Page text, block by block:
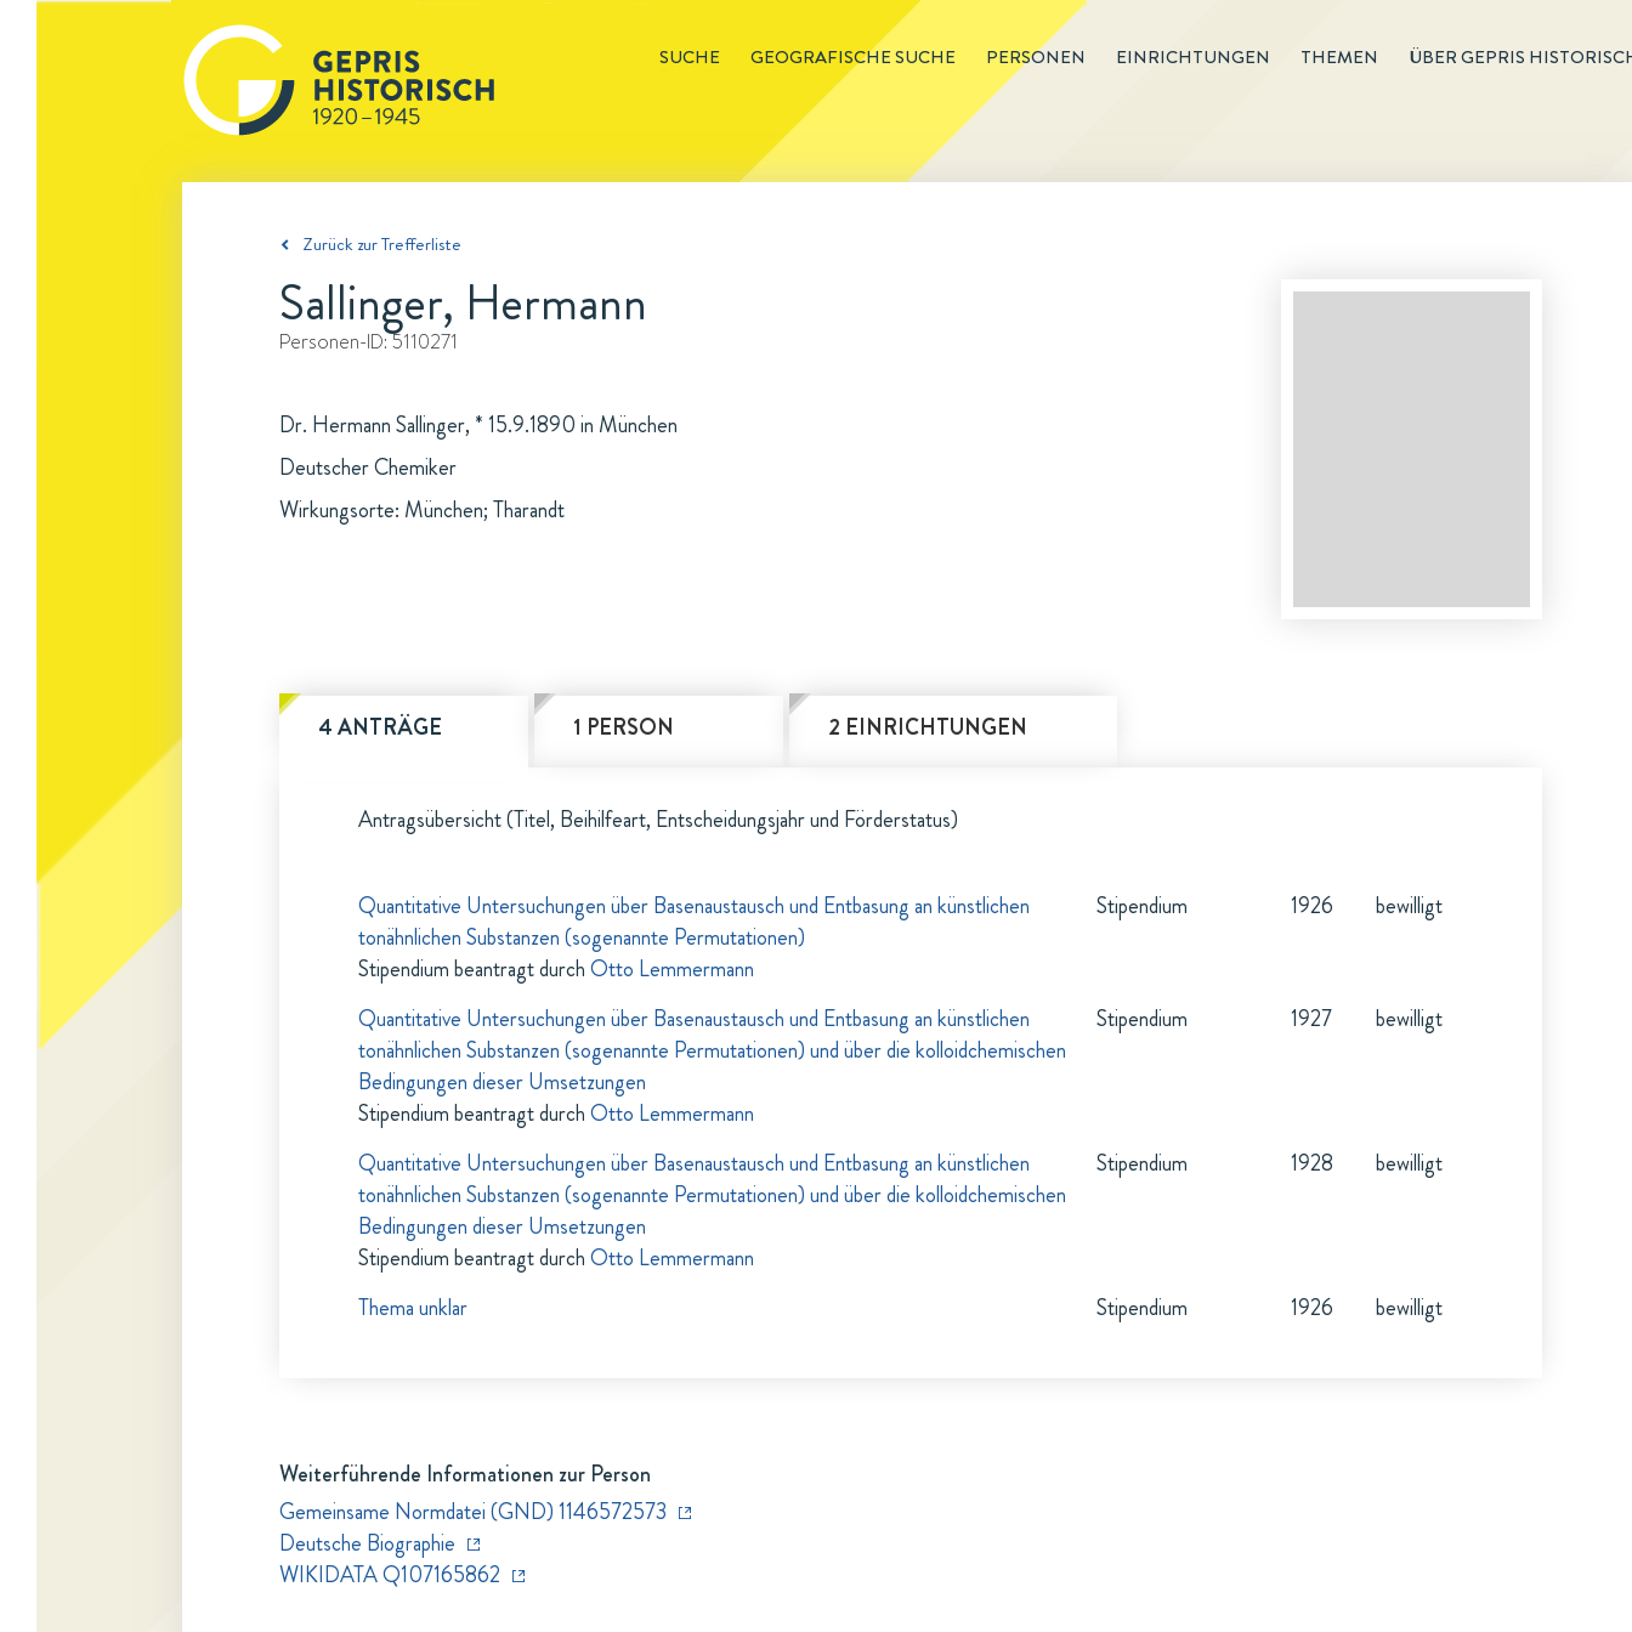
SUCHE GEOGRAFISCHE SUCHE PERSONEN EINRICHTUNGEN THEMEN ÜBER GEPRIS
Zurück zur Trefferliste
Sallinger, Hermann
Personen-ID:5110271
Dr. Hermann Sallinger, * 15.9.1890 in München
Deutscher Chemiker
Wirkungsorte: München; Tharandt
4 ANTRÄGE 1 PERSON 2 EINRICHTUNGEN
Antragsübersicht (Titel, Beihilfeart, Entscheidungsjahr und Förderstatus)
Quantitative Untersuchungen über Basenaustausch und Entbasung an künstlichen
tonähnlichen Substanzen (sogenannte Permutationen)
Stipendium beantragt durchOtto Lemmermann
Stipendium 1926 bewilligt
Quantitative Untersuchungen über Basenaustausch und Entbasung an künstlichen
tonähnlichen Substanzen (sogenannte Permutationen) und über die kolloidchemischen
Bedingungen dieser Umsetzungen
Stipendium beantragt durchOtto Lemmermann
Stipendium 1927 bewilligt
Quantitative Untersuchungen über Basenaustausch und Entbasung an künstlichen
tonähnlichen Substanzen (sogenannte Permutationen) und über die kolloidchemischen
Bedingungen dieser Umsetzungen
Stipendium beantragt durchOtto Lemmermann
Stipendium 1928 bewilligt
Thema unklar Stipendium 1926 bewilligt
Weiterführende Informationen zur Person
Gemeinsame Normdatei (GND) 1146572573
Deutsche Biographie
WIKIDATA Q107165862